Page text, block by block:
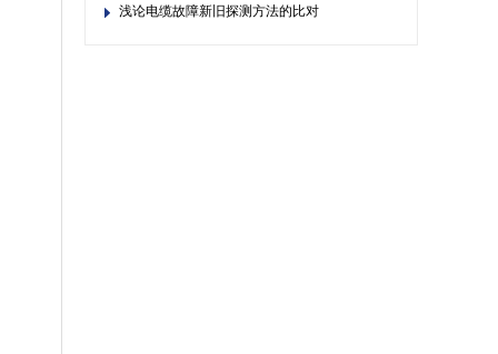
浅论电缆故障新旧探测方法的比对